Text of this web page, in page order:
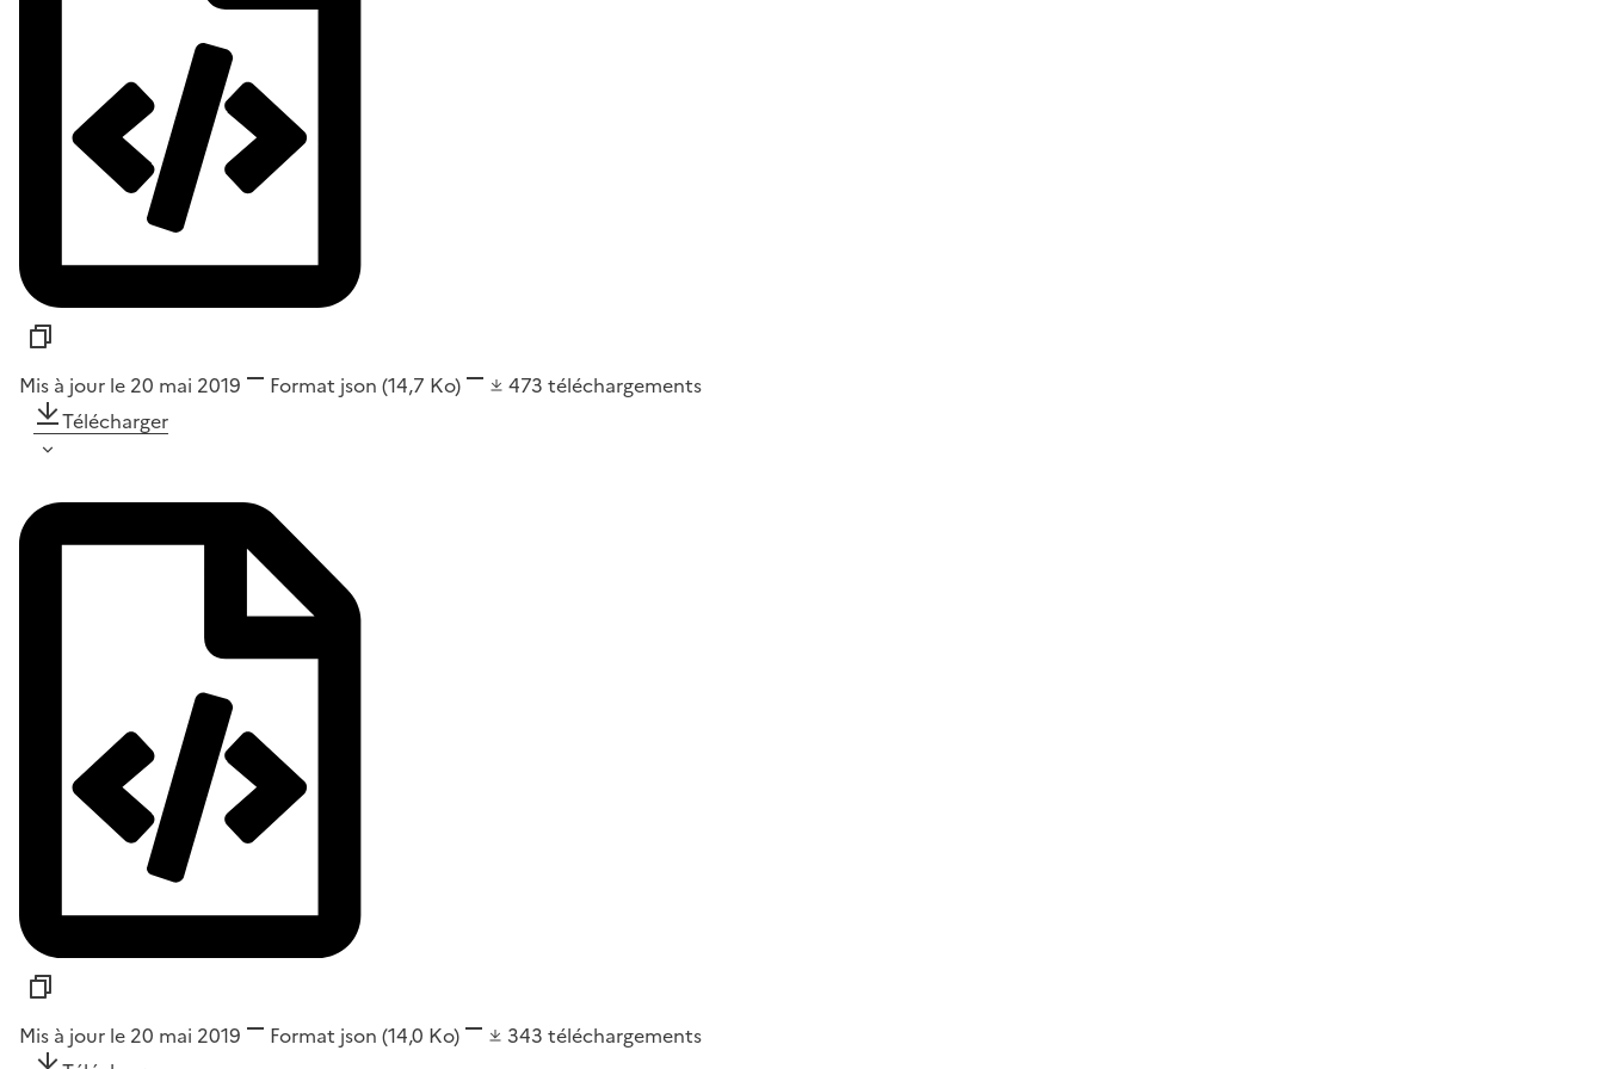
Mis à jour le 20 mai 2019 Format json (14,7 Ko) 473 téléchargements
Télécharger
Mis à jour le 20 mai 2019 Format json (14,0 Ko) 343 téléchargements